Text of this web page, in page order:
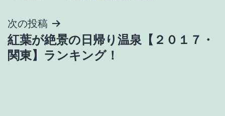
ビ
ゲ
次の投稿
紅葉が絶景の日帰り温泉【２０１７・
関東】ランキング！